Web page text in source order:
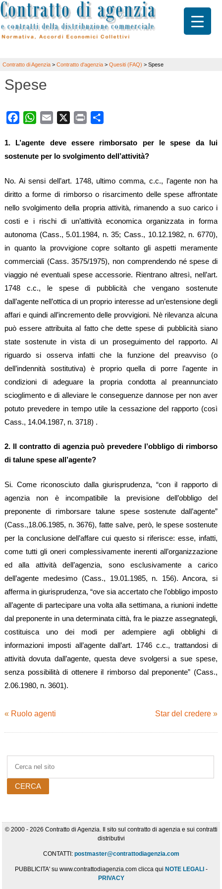
Contratto di Agenzia > Contratto d'agenzia > Quesiti (FAQ) > Spese
Spese
FacebookWhatsApp
Email Print
1. L’agente deve essere rimborsato per le spese da lui
sostenute per lo svolgimento dell’attività?
No. Ai sensi dell’art. 1748, ultimo comma, c.c., l’agente non ha
diritto a forme di rimborso o risarcimento delle spese affrontate
nello svolgimento della propria attività, rimanendo a suo carico i
costi e i rischi di un’attività economica organizzata in forma
autonoma (Cass., 5.01.1984, n. 35; Cass., 10.12.1982, n. 6770),
in quanto la provvigione copre soltanto gli aspetti meramente
commerciali (Cass. 3575/1975), non comprendendo né spese di
viaggio né eventuali spese accessorie. Rientrano altresì, nell’art.
1748 c.c., le spese di pubblicità che vengano sostenute
dall’agente nell’ottica di un proprio interesse ad un’estensione degli
affari e quindi all’incremento delle provvigioni. Nè rilevanza alcuna
può essere attribuita al fatto che dette spese di pubblicità siano
state sostenute in vista di un proseguimento del rapporto. Al
riguardo si osserva infatti che la funzione del preavviso (o
dell’indennità sostitutiva) è proprio quella di porre l’agente in
condizioni di adeguare la propria condotta al preannunciato
scioglimento e di alleviare le conseguenze dannose per non aver
potuto prevedere in tempo utile la cessazione del rapporto (così
Cass., 14.04.1987, n. 3718) .
2. Il contratto di agenzia può prevedere l’obbligo di rimborso
di talune spese all’agente?
Si. Come riconosciuto dalla giurisprudenza, “con il rapporto di
agenzia non è incompatibile la previsione dell’obbligo del
preponente di rimborsare talune spese sostenute dall’agente”
(Cass.,18.06.1985, n. 3676), fatte salve, però, le spese sostenute
per la conclusione dell’affare cui questo si riferisce: esse, infatti,
come tutti gli oneri complessivamente inerenti all’organizzazione
ed alla attività dell’agenzia, sono esclusivamente a carico
dell’agente medesimo (Cass., 19.01.1985, n. 156). Ancora, si
afferma in giurisprudenza, “ove sia accertato che l’obbligo imposto
all’agente di partecipare una volta alla settimana, a riunioni indette
dal preponente in una determinata città, fra le piazze assegnategli,
costituisca uno dei modi per adempiere agli obblighi di
informazioni imposti all’agente dall’art. 1746 c.c., trattandosi di
attività dovuta dall’agente, questa deve svolgersi a sue spese,
senza possibilità di ottenere il rimborso dal preponente” (Cass.,
2.06.1980, n. 3601).
« Ruolo agenti Star del credere »
© 2000 - 2026 Contratto di Agenzia. Il sito sul contratto di agenzia e sui contratti
distributivi
CONTATTI: postmaster@contrattodiagenzia.com
PUBBLICITA' su www.contrattodiagenzia.com clicca qui NOTE LEGALI -
PRIVACY